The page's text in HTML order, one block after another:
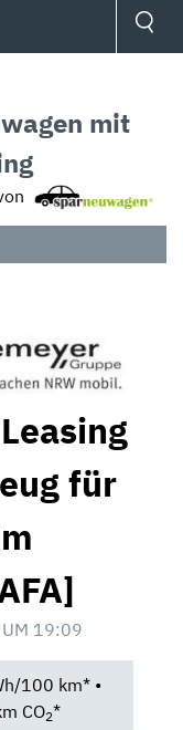
mit
für
UM 19:09
100 km* •
CO2*